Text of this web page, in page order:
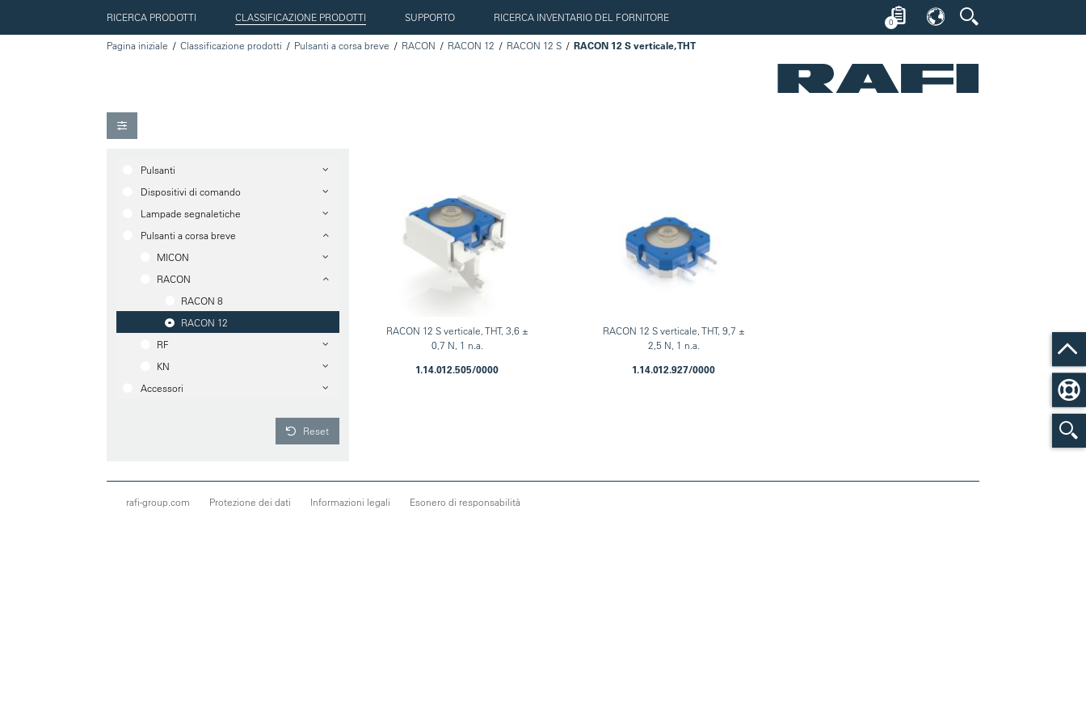
RICERCA PRODOTTI CLASSIFICAZIONE PRODOTTI SUPPORTO RICERCA INVENTARIO DEL FORNITORE 0
Pagina iniziale Classificazione prodotti Pulsanti a corsa breve RACON RACON 12 RACON 12 S RACON 12 S verticale, THT
Pulsanti
Dispositivi di comando
Lampade segnaletiche
Pulsanti a corsa breve
MICON
RACON
RACON 8
RACON 12
RF
KN
Accessori
Reset
RACON 12 S verticale, THT, 3,6 ±
0,7 N, 1 n.a.
1.14.012.505/0000
RACON 12 S verticale, THT, 9,7 ±
2,5 N, 1 n.a.
1.14.012.927/0000
rafi-group.com Protezione dei dati Informazioni legali Esonero di responsabilità